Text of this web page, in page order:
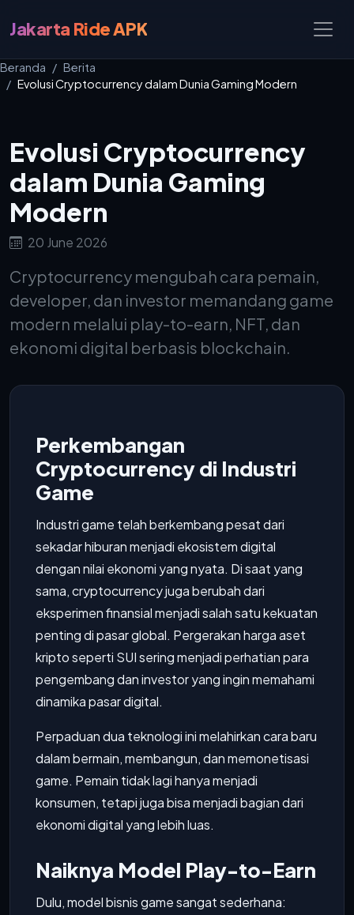
Jakarta Ride APK
Beranda
Berita
Evolusi Cryptocurrency dalam Dunia Gaming Modern
Evolusi Cryptocurrency
dalam Dunia Gaming
Modern
20 June 2026
Cryptocurrency mengubah cara pemain,
developer, dan investor memandang game
modern melalui play-to-earn, NFT, dan
ekonomi digital berbasis blockchain.
Perkembangan
Cryptocurrency di Industri
Game
Industri game telah berkembang pesat dari
sekadar hiburan menjadi ekosistem digital
dengan nilai ekonomi yang nyata. Di saat yang
sama, cryptocurrency juga berubah dari
eksperimen finansial menjadi salah satu kekuatan
penting di pasar global. Pergerakan harga aset
kripto seperti SUI sering menjadi perhatian para
pengembang dan investor yang ingin memahami
dinamika pasar digital.
Perpaduan dua teknologi ini melahirkan cara baru
dalam bermain, membangun, dan memonetisasi
game. Pemain tidak lagi hanya menjadi
konsumen, tetapi juga bisa menjadi bagian dari
ekonomi digital yang lebih luas.
Naiknya Model Play-to-Earn
Dulu, model bisnis game sangat sederhana: